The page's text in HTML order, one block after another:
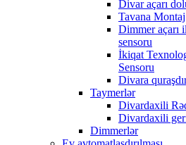
Divar açarı
Tavana Montaj
Dimmer açarı
sensoru
İkiqat
Sensoru
Divara
Taymerlər
Divardaxili
Divardaxili
Dimmerlər